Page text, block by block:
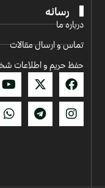
رسانه
درباره ما
تماس و ارسال مقالات
حفظ حریم و اطلاعات